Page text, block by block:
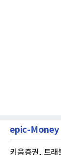
epic-Money
키움증권, 트래